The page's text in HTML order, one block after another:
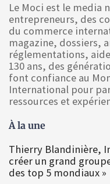
Le Moci est le media
entrepreneurs, des
du commerce
magazine, dossiers,
réglementations,
130 ans, des
font confiance au
International pour
ressources et
À la une
Thierry Blandinière,
créer un grand
des top 5 mondiaux »